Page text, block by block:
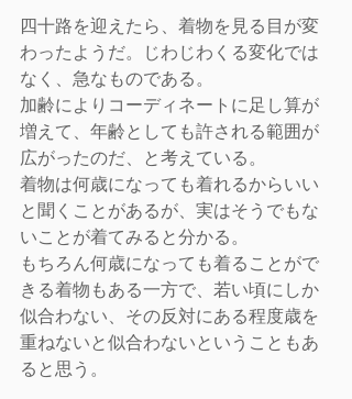
四十路を迎えたら、着物を見る目が変
わったようだ。じわじわくる変化では
なく、急なものである。
加齢によりコーディネートに足し算が
増えて、年齢としても許される範囲が
広がったのだ、と考えている。
着物は何歳になっても着れるからいい
と聞くことがあるが、実はそうでもな
いことが着てみると分かる。
もちろん何歳になっても着ることがで
きる着物もある一方で、若い頃にしか
似合わない、その反対にある程度歳を
重ねないと似合わないということもあ
ると思う。